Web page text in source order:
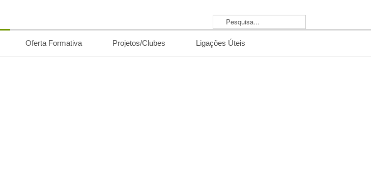
Pesquisa...
Oferta Formativa Projetos/Clubes Ligações Úteis